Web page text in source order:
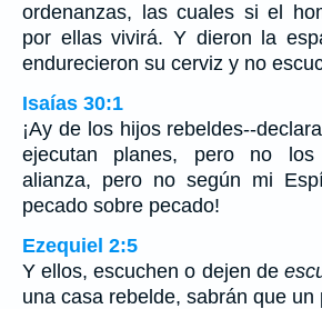
ordenanzas, las cuales si el
por ellas vivirá. Y dieron la
endurecieron su cerviz y no
Isaías 30:1
¡Ay de los hijos rebeldes--
ejecutan planes, pero no
alianza, pero no según mi
pecado sobre pecado!
Ezequiel 2:5
Y ellos, escuchen o dejen de
una casa rebelde, sabrán que un